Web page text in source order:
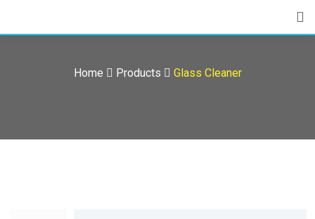
Home
Products Glass Cleaner